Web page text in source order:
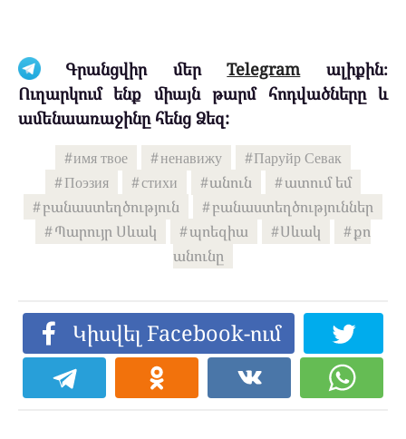
Գրանցվիր մերTelegramալիքին։
Ուղարկում ենք միայն թարմ հոդվածները և
ամենաառաջինը հենց Ձեզ:
имя твое ненавижу
Паруйр Севак
Поэзия
стихи անուն
ատում եմ
բանաստեղծություն
բանաստեղծություններ
Պարույր Սևակ
պոեզիա Սևակ
քո
անունը
Կիսվել Facebook-ում